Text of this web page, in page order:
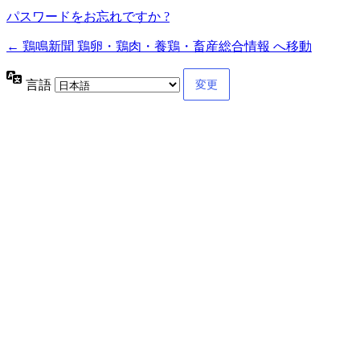
パスワードをお忘れですか ?
← 鶏鳴新聞 鶏卵・鶏肉・養鶏・畜産総合情報 へ移動
言語